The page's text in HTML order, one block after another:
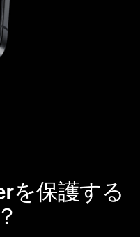
を保護する